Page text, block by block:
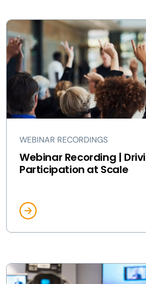
WEBINAR RECORDINGS
Webinar Recording |
Participation at Scale